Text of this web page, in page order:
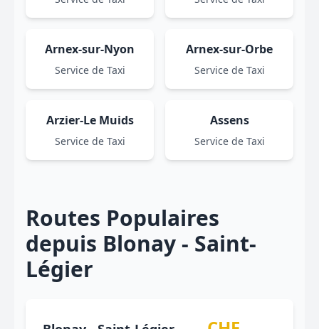
Arnex-sur-Nyon
Service de Taxi
Arnex-sur-Orbe
Service de Taxi
Arzier-Le Muids
Service de Taxi
Assens
Service de Taxi
Routes Populaires
depuis Blonay - Saint-
Légier